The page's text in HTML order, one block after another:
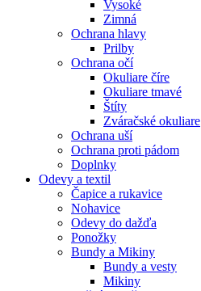
Vysoké
Zimná
Ochrana hlavy
Prilby
Ochrana očí
Okuliare číre
Okuliare tmavé
Štíty
Zváračské okuliare
Ochrana uší
Ochrana proti pádom
Doplnky
Odevy a textil
Čapice a rukavice
Nohavice
Odevy do dažďa
Ponožky
Bundy a Mikiny
Bundy a vesty
Mikiny